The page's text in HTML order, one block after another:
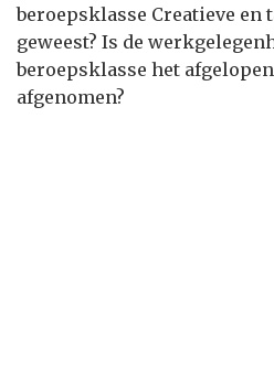
beroepsklasse Creatieve en
geweest? Is de
beroepsklasse het
afgenomen?